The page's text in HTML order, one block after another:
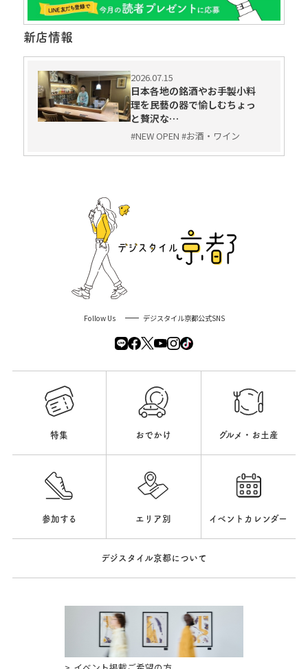
新店情報
2026.07.15
日本各地の銘酒やお手製小料
理を民藝の器で愉しむちょっ
と贅沢な…
#NEW OPEN #お酒・ワイン
Follow Us デジスタイル京都公式SNS
特集 おでかけ グルメ・お土産
参加する エリア別 イベントカレンダー
デジスタイル京都について